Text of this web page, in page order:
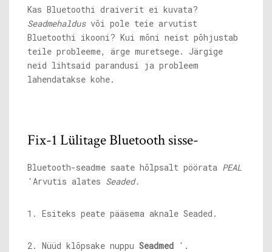
Kas Bluetoothi ​​draiverit ei kuvata?
Seadmehaldusvõi pole teie arvutist
Bluetoothi ​​ikooni? Kui mõni neist põhjustab
teile probleeme, ärge muretsege. Järgige
neid lihtsaid parandusi ja probleem
lahendatakse kohe.
Fix-1 Lülitage Bluetooth sisse-
Bluetooth-seadme saate hõlpsalt pöörata PEAL
'Arvutis alates Seaded.
1. Esiteks peate pääsema aknale Seaded.
2. Nüüd klõpsake nuppu Seadmed '.